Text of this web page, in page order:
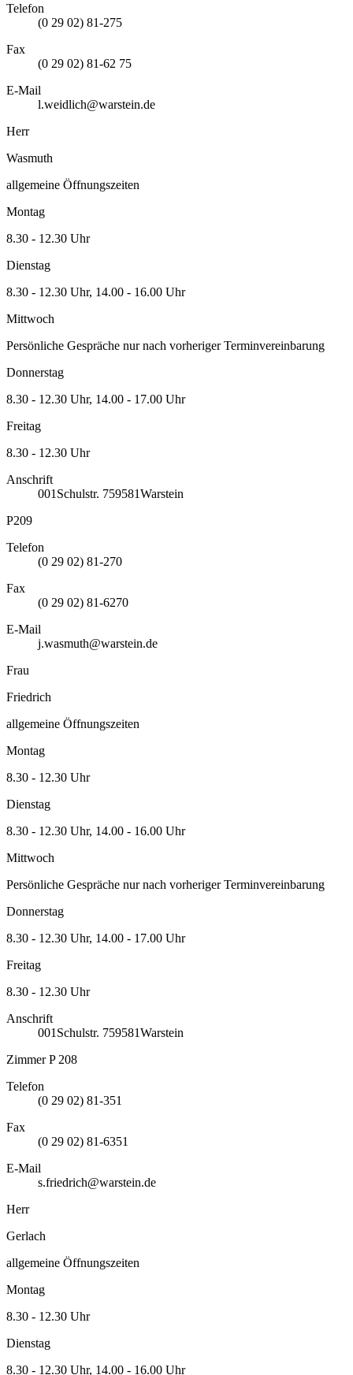
Telefon
(0 29 02) 81-275
Fax
(0 29 02) 81-62 75
E-Mail
l.weidlich@warstein.de
Herr
Wasmuth
allgemeine Öffnungszeiten
Montag
8.30 - 12.30 Uhr
Dienstag
8.30 - 12.30 Uhr, 14.00 - 16.00 Uhr
Mittwoch
Persönliche Gespräche nur nach vorheriger Terminvereinbarung
Donnerstag
8.30 - 12.30 Uhr, 14.00 - 17.00 Uhr
Freitag
8.30 - 12.30 Uhr
Anschrift
001 Schulstr. 759581Warstein
P209
Telefon
(0 29 02) 81-270
Fax
(0 29 02) 81-6270
E-Mail
j.wasmuth@warstein.de
Frau
Friedrich
allgemeine Öffnungszeiten
Montag
8.30 - 12.30 Uhr
Dienstag
8.30 - 12.30 Uhr, 14.00 - 16.00 Uhr
Mittwoch
Persönliche Gespräche nur nach vorheriger Terminvereinbarung
Donnerstag
8.30 - 12.30 Uhr, 14.00 - 17.00 Uhr
Freitag
8.30 - 12.30 Uhr
Anschrift
001 Schulstr. 759581Warstein
Zimmer P 208
Telefon
(0 29 02) 81-351
Fax
(0 29 02) 81-6351
E-Mail
s.friedrich@warstein.de
Herr
Gerlach
allgemeine Öffnungszeiten
Montag
8.30 - 12.30 Uhr
Dienstag
8.30 - 12.30 Uhr, 14.00 - 16.00 Uhr